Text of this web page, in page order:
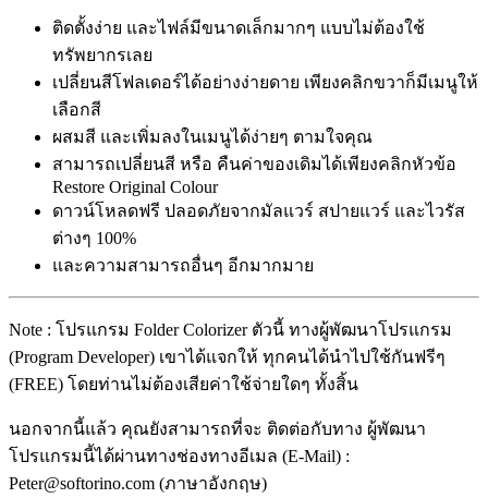
ติดตั้งง่าย และไฟล์มีขนาดเล็กมากๆ แบบไม่ต้องใช้
ทรัพยากรเลย
เปลี่ยนสีโฟลเดอร์ได้อย่างง่ายดาย เพียงคลิกขวาก็มีเมนูให้
เลือกสี
ผสมสี และเพิ่มลงในเมนูได้ง่ายๆ ตามใจคุณ
สามารถเปลี่ยนสี หรือ คืนค่าของเดิมได้เพียงคลิกหัวข้อ
Restore Original Colour
ดาวน์โหลดฟรี ปลอดภัยจากมัลแวร์ สปายแวร์ และไวรัส
ต่างๆ 100%
และความสามารถอื่นๆ อีกมากมาย
Note : โปรแกรม Folder Colorizer ตัวนี้ ทางผู้พัฒนาโปรแกรม
(Program Developer) เขาได้แจกให้ ทุกคนได้นำไปใช้กันฟรีๆ
(FREE) โดยท่านไม่ต้องเสียค่าใช้จ่ายใดๆ ทั้งสิ้น
นอกจากนี้แล้ว คุณยังสามารถที่จะ ติดต่อกับทาง ผู้พัฒนา
โปรแกรมนี้ได้ผ่านทางช่องทางอีเมล (E-Mail) :
Peter@softorino.com (ภาษาอังกฤษ)